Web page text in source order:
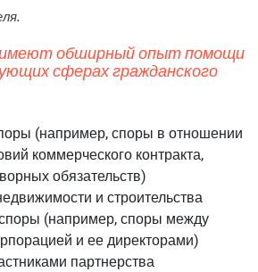
обширный опыт помощи
сферах гражданского
(например, споры в отношении
коммерческого контракта,
обязательств)
и строительства
(например, споры между
и ее директорами)
партнерства